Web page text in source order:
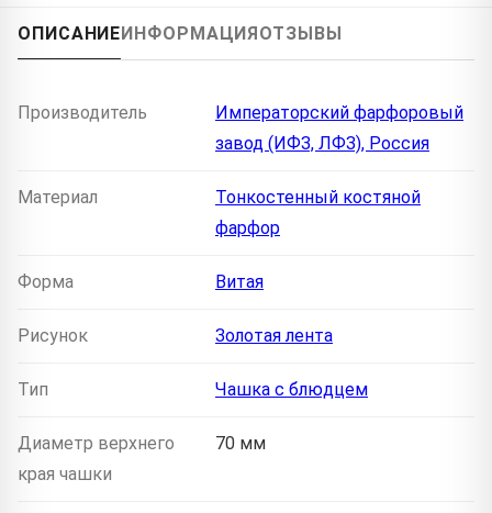
ОПИСАНИЕИНФОРМАЦИЯОТЗЫВЫ
Производитель
Императорский фарфоровый
завод (ИФЗ, ЛФЗ), Россия
Материал
Тонкостенный костяной
фарфор
Форма Витая
Рисунок Золотая лента
Тип Чашка с блюдцем
Диаметр верхнего
края чашки
70 мм